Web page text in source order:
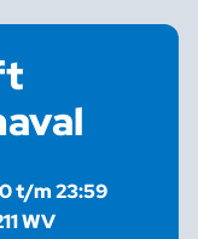
t/m 23:59
WV